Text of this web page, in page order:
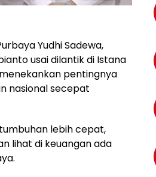
Yudhi Sadewa,
usai dilantik di Istana
pentingnya
nasional secepat
lebih cepat,
lihat di keuangan ada